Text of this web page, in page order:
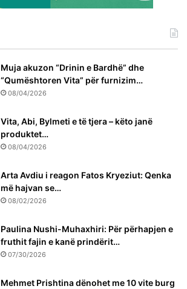
Muja akuzon “Drinin e Bardhë” dhe
“Qumështoren Vita” për furnizim…
08/04/2026
Vita, Abi, Bylmeti e të tjera – këto janë
produktet…
08/04/2026
Arta Avdiu i reagon Fatos Kryeziut: Qenka
më hajvan se…
08/02/2026
Paulina Nushi-Muhaxhiri: Për përhapjen e
fruthit fajin e kanë prindërit…
07/30/2026
Mehmet Prishtina dënohet me 10 vite burg